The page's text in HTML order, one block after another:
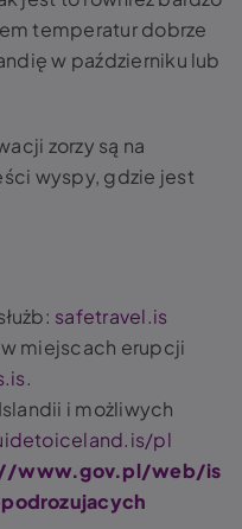
temperatur dobrze
w październiku lub
zorzy są na
wyspy, gdzie jest
safetravel.is
miejscach erupcji
.
i możliwych
pl
www.gov.pl/web/is